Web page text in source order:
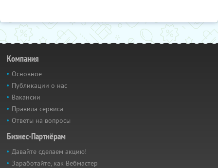
Компания
Основное
Публикации о нас
Вакансии
Правила сервиса
Ответы на вопросы
Бизнес-Партнёрам
Давайте сделаем акцию!
Заработайте, как Вебмастер